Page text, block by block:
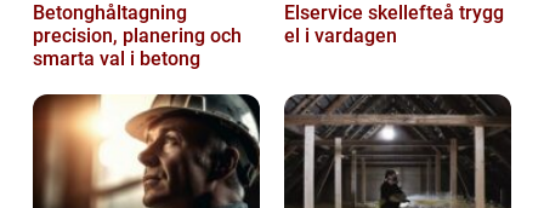
Betonghåltagning
precision, planering och
smarta val i betong
Elservice skellefteå trygg
el i vardagen